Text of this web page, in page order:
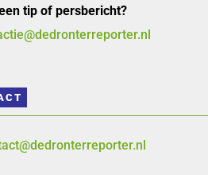
tip of persbericht?